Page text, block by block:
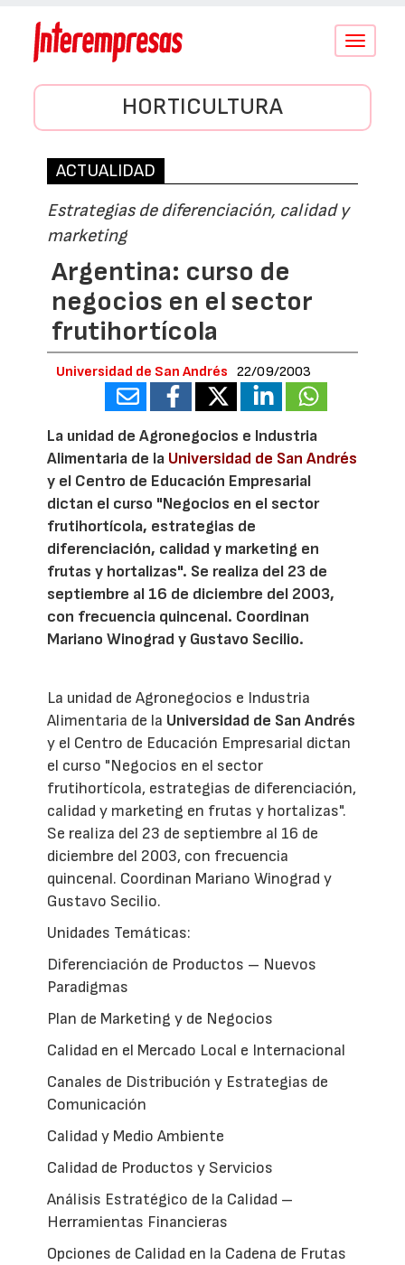
Conmutar
HORTICULTURA
ACTUALIDAD
Estrategias de diferenciación, calidad y
marketing
Argentina: curso de
negocios en el sector
frutihortícola
Universidad de San Andrés 22/09/2003
La unidad de Agronegocios e Industria
Alimentaria de la Universidad de San Andrés
y el Centro de Educación Empresarial
dictan el curso "Negocios en el sector
frutihortícola, estrategias de
diferenciación, calidad y marketing en
frutas y hortalizas". Se realiza del 23 de
septiembre al 16 de diciembre del 2003,
con frecuencia quincenal. Coordinan
Mariano Winograd y Gustavo Secilio.
La unidad de Agronegocios e Industria
Alimentaria de la Universidad de San Andrés
y el Centro de Educación Empresarial dictan
el curso "Negocios en el sector
frutihortícola, estrategias de diferenciación,
calidad y marketing en frutas y hortalizas".
Se realiza del 23 de septiembre al 16 de
diciembre del 2003, con frecuencia
quincenal. Coordinan Mariano Winograd y
Gustavo Secilio.
Unidades Temáticas:
Diferenciación de Productos – Nuevos
Paradigmas
Plan de Marketing y de Negocios
Calidad en el Mercado Local e Internacional
Canales de Distribución y Estrategias de
Comunicación
Calidad y Medio Ambiente
Calidad de Productos y Servicios
Análisis Estratégico de la Calidad –
Herramientas Financieras
Opciones de Calidad en la Cadena de Frutas